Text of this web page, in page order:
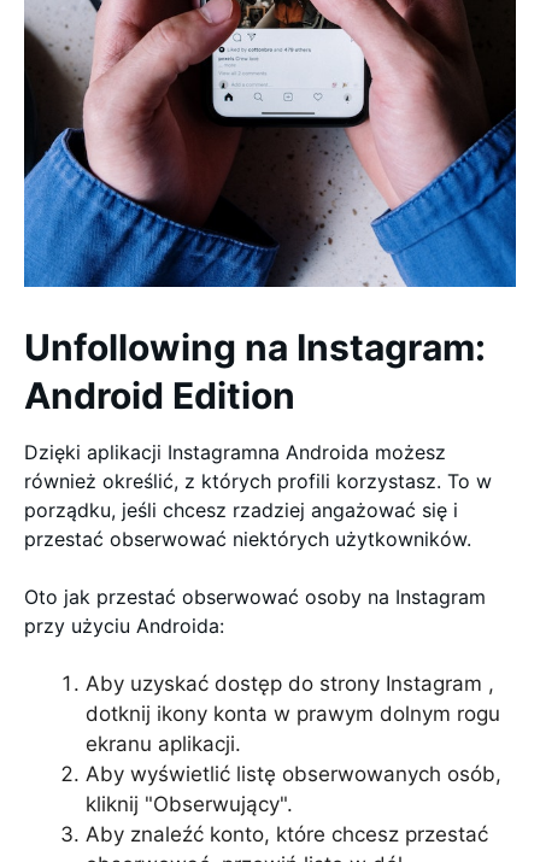
Unfollowing na Instagram:
Android Edition
Dzięki aplikacji Instagramna Androida możesz
również określić, z których profili korzystasz. To w
porządku, jeśli chcesz rzadziej angażować się i
przestać obserwować niektórych użytkowników.
Oto jak przestać obserwować osoby na Instagram
przy użyciu Androida:
Aby uzyskać dostęp do strony Instagram ,
dotknij ikony konta w prawym dolnym rogu
ekranu aplikacji.
Aby wyświetlić listę obserwowanych osób,
kliknij "Obserwujący".
Aby znaleźć konto, które chcesz przestać